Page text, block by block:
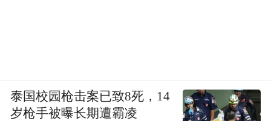
泰国校园枪击案已致8死，14
岁枪手被曝长期遭霸凌